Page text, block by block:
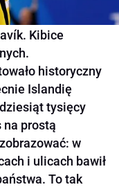
Kibice
historyczny
Islandię
tysięcy
na prostą
w
i ulicach bawił
To tak